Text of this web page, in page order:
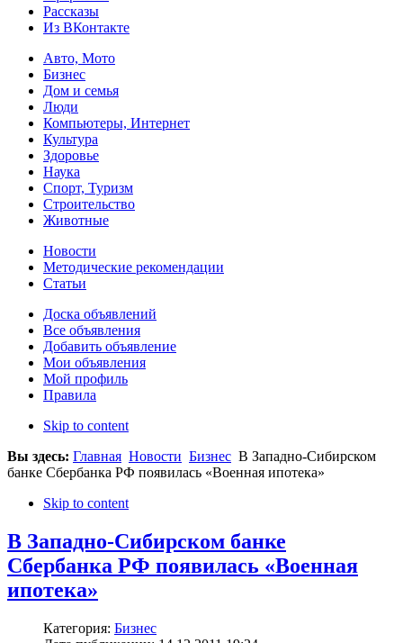
Рассказы
Из ВКонтакте
Авто, Мото
Бизнес
Дом и семья
Люди
Компьютеры, Интернет
Культура
Здоровье
Наука
Спорт, Туризм
Строительство
Животные
Новости
Методические рекомендации
Статьи
Доска объявлений
Все объявления
Добавить объявление
Мои объявления
Мой профиль
Правила
Skip to content
Вы здесь: Главная Новости Бизнес В Западно-Сибирском
банке Сбербанка РФ появилась «Военная ипотека»
Skip to content
В Западно-Сибирском банке
Сбербанка РФ появилась «Военная
ипотека»
Категория: Бизнес